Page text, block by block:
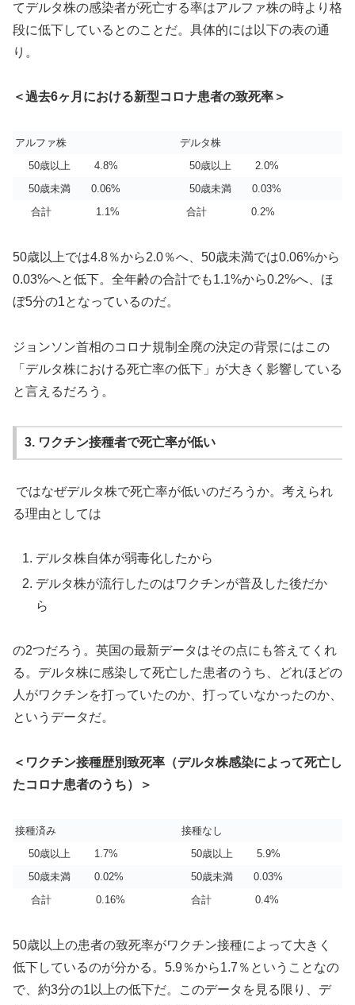
てデルタ株の感染者が死亡する率はアルファ株の時より格
段に低下しているとのことだ。具体的には以下の表の通
り。
＜過去6ヶ月における新型コロナ患者の致死率＞
アルファ株
デルタ株
50歳以上 4.8%
50歳以上 2.0%
50歳未満 0.06%
50歳未満 0.03%
合計 1.1%
合計 0.2%
50歳以上では4.8％から2.0％へ、50歳未満では0.06%から
0.03%へと低下。全年齢の合計でも1.1%から0.2%へ、ほ
ぼ5分の1となっているのだ。
ジョンソン首相のコロナ規制全廃の決定の背景にはこの
「デルタ株における死亡率の低下」が大きく影響している
と言えるだろう。
3. ワクチン接種者で死亡率が低い
ではなぜデルタ株で死亡率が低いのだろうか。考えられ
る理由としては
デルタ株自体が弱毒化したから
デルタ株が流行したのはワクチンが普及した後だか
ら
の2つだろう。英国の最新データはその点にも答えてくれ
る。デルタ株に感染して死亡した患者のうち、どれほどの
人がワクチンを打っていたのか、打っていなかったのか、
というデータだ。
＜ワクチン接種歴別致死率（デルタ株感染によって死亡し
たコロナ患者のうち）＞
接種済み
接種なし
50歳以上 1.7%
50歳以上 5.9%
50歳未満 0.02%
50歳未満 0.03%
合計 0.16%
合計 0.4%
50歳以上の患者の致死率がワクチン接種によって大きく
低下しているのが分かる。5.9％から1.7％ということなの
で、約3分の1以上の低下だ。このデータを見る限り、デ